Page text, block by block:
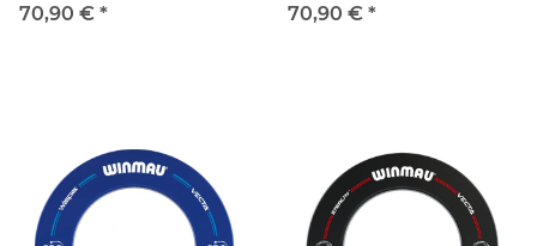
70,90 € *
70,90 € *